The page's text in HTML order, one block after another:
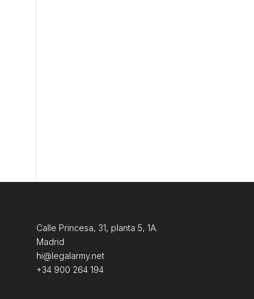
Calle Princesa, 31, planta 5, 1A.
Madrid
hi@legalarmy.net
+34 900 264 194